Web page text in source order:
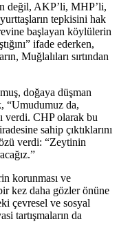
değil, AKP’li, MHP’li,
tepkisini hak
başlayan köylülerin
ifade ederken,
Muğlalıları sırtından
doğaya düşman
“Umudumuz da,
verdi. CHP olarak bu
sahip çıktıklarını
verdi: “Zeytinin
korunması ve
kez daha gözler önüne
çevresel ve sosyal
tartışmaların da